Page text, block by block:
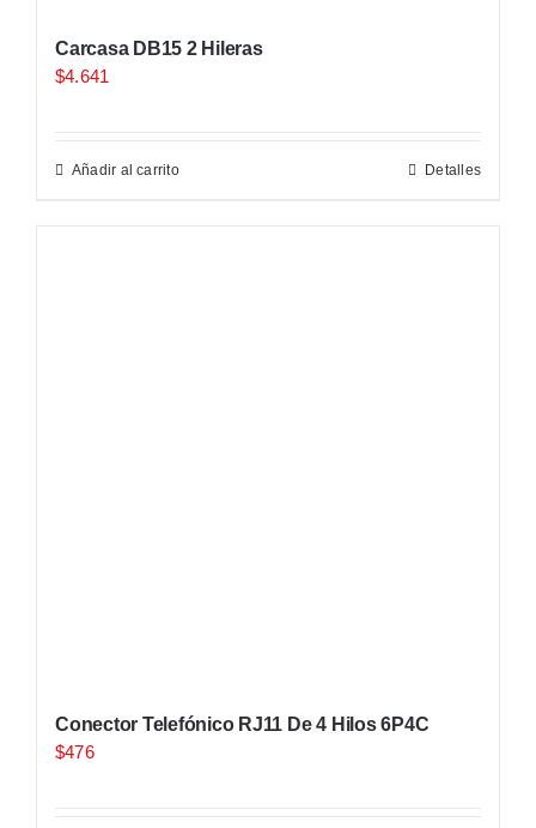
Carcasa DB15 2 Hileras
$4.641
Añadir al carrito Detalles
Conector Telefónico RJ11 De 4 Hilos 6P4C
$476